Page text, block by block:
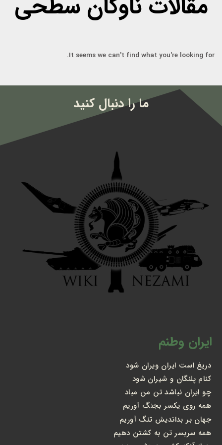
It seems we can't find what you're looking for.
ما را دنبال کنید
ایران وطنم
دریغ است ایران ویران شود
کنام پلنگان و شیران شود
چو ایران نباشد تن من مباد
همه روی یکسر بجنگ آوریم
جهان بر بداندیش تنگ آوریم
همه سربسر تن به کشتن دهیم